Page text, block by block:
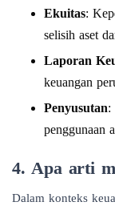
Ekuitas:
selisih aset
Laporan
keuangan
Penyusutan:
penggunaan
4. Apa arti
Dalam konteks